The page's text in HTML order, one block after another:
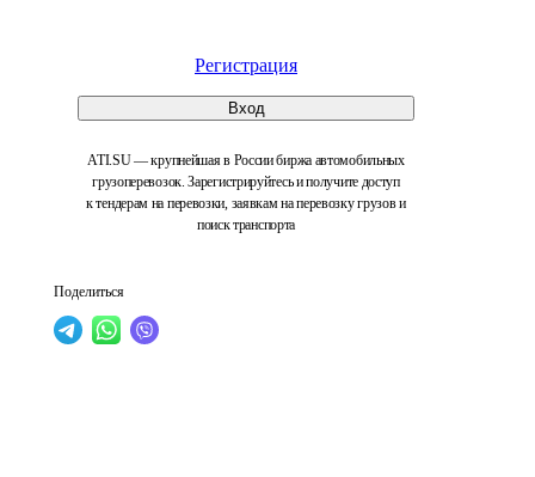
Регистрация
Вход
ATI.SU — крупнейшая в России биржа автомобильных
грузоперевозок. Зарегистрируйтесь и получите доступ
к тендерам на перевозки, заявкам на перевозку грузов и
поиск транспорта
Поделиться